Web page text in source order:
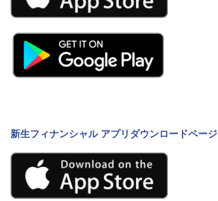
新生フィナンシャル アプリダウンロードページ